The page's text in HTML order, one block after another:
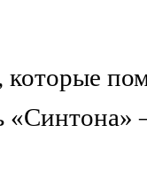
которые
«Синтона»